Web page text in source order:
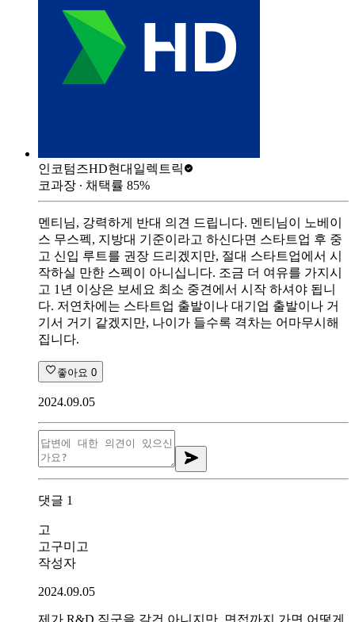
인코텀즈HD현대일렉트릭
코과장 ∙ 채택률 85%
멘티님, 강력하게 반대 의견 드립니다. 멘티님이 노베이
스 무스펙, 지방대 기준이라고 하신다면 스타트업 후 중
고 신입 루트를 권장 드리겠지만, 절대 스타트업에서 시
작하실 만한 스펙이 아니십니다. 조금 더 여유를 가지시
고 1년 이상은 보세요 최소 중견에서 시작 하셔야 됩니
다. 저연차에는 스타트업 출발이나 대기업 출발이나 거
기서 거기 같겠지만, 나이가 들수록 격차는 어마무시해
집니다.
좋아요 0
2024.09.05
댓글 1
고
고구미고
작성자
2024.09.05
제가 R&D 직군을 갈건 아니지만, 면접까지 가면 어떻게